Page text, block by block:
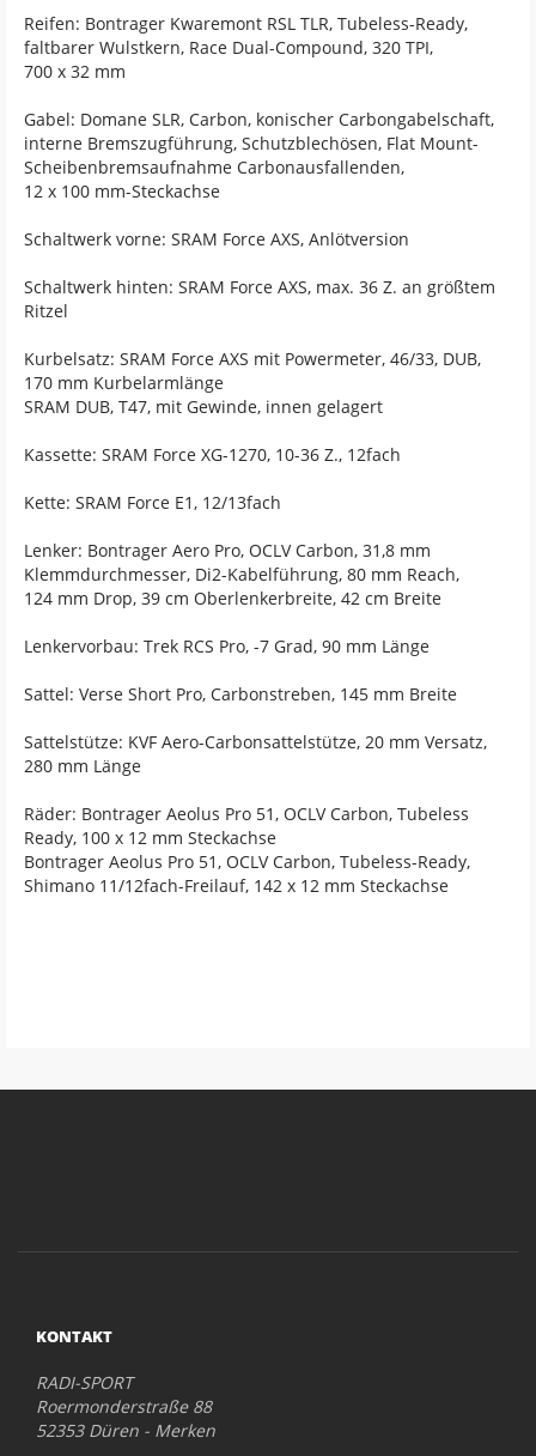
Reifen: Bontrager Kwaremont RSL TLR, Tubeless-Ready,
faltbarer Wulstkern, Race Dual-Compound, 320 TPI,
700 x 32 mm
Gabel: Domane SLR, Carbon, konischer Carbongabelschaft,
interne Bremszugführung, Schutzblechösen, Flat Mount-
Scheibenbremsaufnahme Carbonausfallenden,
12 x 100 mm-Steckachse
Schaltwerk vorne: SRAM Force AXS, Anlötversion
Schaltwerk hinten: SRAM Force AXS, max. 36 Z. an größtem
Ritzel
Kurbelsatz: SRAM Force AXS mit Powermeter, 46/33, DUB,
170 mm Kurbelarmlänge
SRAM DUB, T47, mit Gewinde, innen gelagert
Kassette: SRAM Force XG-1270, 10-36 Z., 12fach
Kette: SRAM Force E1, 12/13fach
Lenker: Bontrager Aero Pro, OCLV Carbon, 31,8 mm
Klemmdurchmesser, Di2-Kabelführung, 80 mm Reach,
124 mm Drop, 39 cm Oberlenkerbreite, 42 cm Breite
Lenkervorbau: Trek RCS Pro, -7 Grad, 90 mm Länge
Sattel: Verse Short Pro, Carbonstreben, 145 mm Breite
Sattelstütze: KVF Aero-Carbonsattelstütze, 20 mm Versatz,
280 mm Länge
Räder: Bontrager Aeolus Pro 51, OCLV Carbon, Tubeless
Ready, 100 x 12 mm Steckachse
Bontrager Aeolus Pro 51, OCLV Carbon, Tubeless-Ready,
Shimano 11/12fach-Freilauf, 142 x 12 mm Steckachse
KONTAKT
RADI-SPORT
Roermonderstraße 88
52353 Düren - Merken